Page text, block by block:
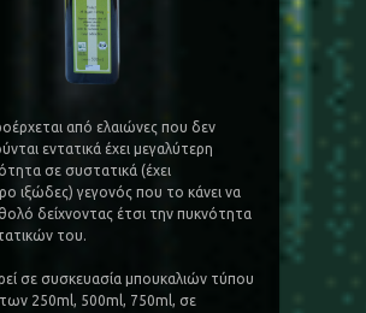
από ελαιώνες που δεν
εντατικά έχει μεγαλύτερη
σε συστατικά (έχει
ιξώδες) γεγονός που το κάνει να
δείχνοντας έτσι την πυκνότητα
του.
σε συσκευασία μπουκαλιών τύπου
250ml, 500ml, 750ml, σε